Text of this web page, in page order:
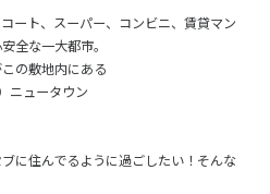
ート、スーパー、コンビニ、賃貸マン
全な一大都市。
の敷地内にある
ニュータウン
に住んでるように過ごしたい！そんな